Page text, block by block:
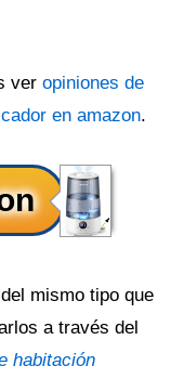
ver opiniones de
en amazon.
mismo tipo que
a través del
habitación